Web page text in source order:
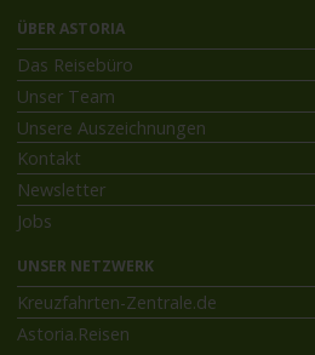
ÜBER ASTORIA
Das Reisebüro
Unser Team
Unsere Auszeichnungen
Kontakt
Newsletter
Jobs
UNSER NETZWERK
Kreuzfahrten-Zentrale.de
Astoria.Reisen